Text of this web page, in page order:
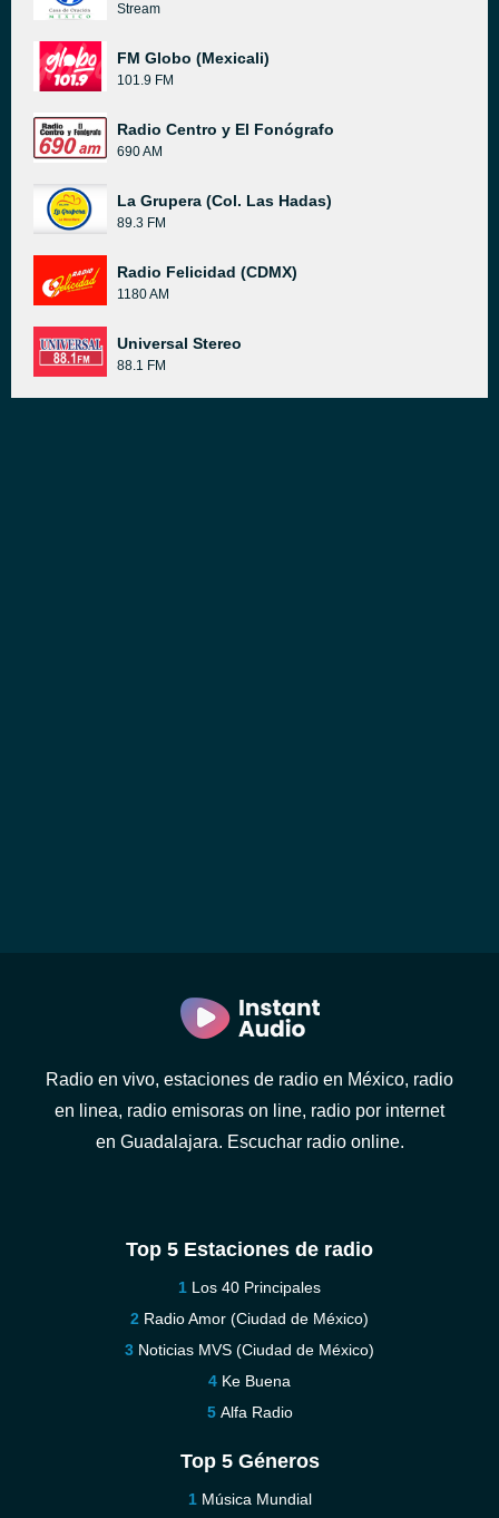
Stream
FM Globo (Mexicali)
101.9 FM
Radio Centro y El Fonógrafo
690 AM
La Grupera (Col. Las Hadas)
89.3 FM
Radio Felicidad (CDMX)
1180 AM
Universal Stereo
88.1 FM
Radio en vivo, estaciones de radio en México, radio
en linea, radio emisoras on line, radio por internet
en Guadalajara. Escuchar radio online.
Top 5 Estaciones de radio
Los 40 Principales
Radio Amor (Ciudad de México)
Noticias MVS (Ciudad de México)
Ke Buena
Alfa Radio
Top 5 Géneros
Música Mundial